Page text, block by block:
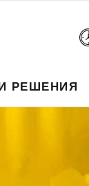
РЕШЕНИЯ